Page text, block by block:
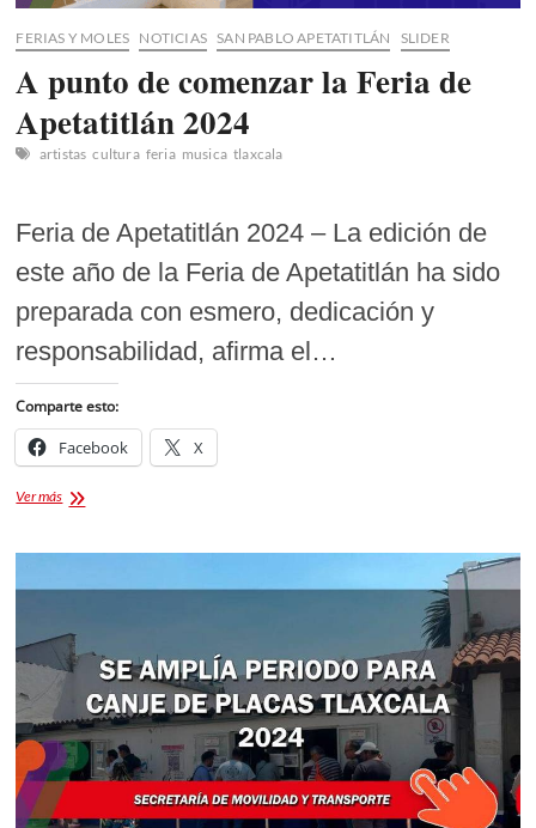
FERIAS Y MOLES NOTICIAS SAN PABLO APETATITLÁN SLIDER
A punto de comenzar la Feria de
Apetatitlán 2024
artistas cultura feria musica tlaxcala
Feria de Apetatitlán 2024 – La edición de
este año de la Feria de Apetatitlán ha sido
preparada con esmero, dedicación y
responsabilidad, afirma el…
Comparte esto:
Facebook X
Ver másA
comenzar
Apetatitlán
2024